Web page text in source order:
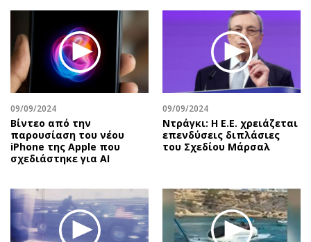
Οικονομία
Real Estate
Επιχειρήσεις
Αγορές
Money Review
AstroBank Properties
Trends
Ενέργεια
Περιβάλλον
Ελλάδα
Κόσμος
Πολιτική
Οικονομία
Αναδρομές
Πρόσωπα
Περιβάλλον
Good Life
Γυναίκα
Ταξίδια
Συνταγές
Έξοδος
09/09/2024
Bίντεο από την
παρουσίαση του νέου
iPhone της Apple που
σχεδιάστηκε για AI
09/09/2024
Ντράγκι: Η Ε.Ε. χρειάζεται
επενδύσεις διπλάσιες
του Σχεδίου Μάρσαλ